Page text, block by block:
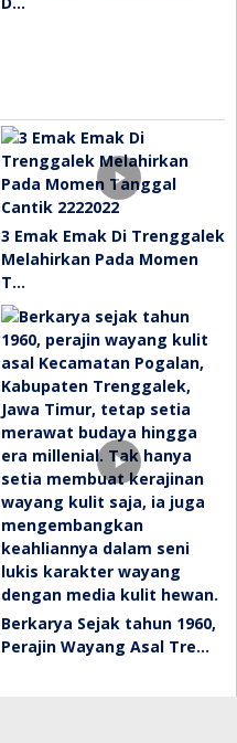
3 Emak Emak Di Trenggalek
Melahirkan Pada Momen
T…
Berkarya Sejak tahun 1960,
Perajin Wayang Asal Tre…